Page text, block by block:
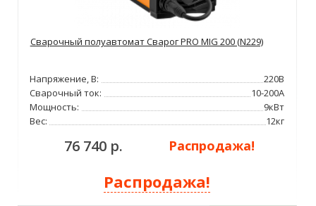
Сварочный полуавтомат Сварог PRO MIG 200 (N229)
Напряжение, В:
220В
Сварочный ток:
10-200А
Мощность:
9кВт
Вес:
12кг
76 740 р. Распродажа!
Распродажа!